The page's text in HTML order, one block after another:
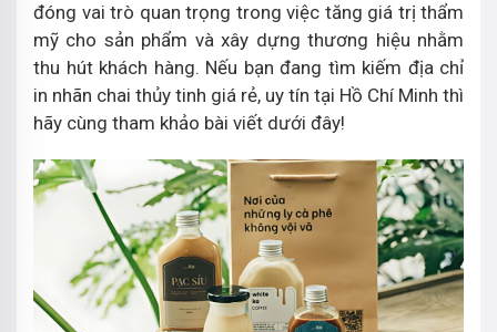
đóng vai trò quan trọng trong việc tăng giá trị thẩm
mỹ cho sản phẩm và xây dựng thương hiệu nhằm
thu hút khách hàng. Nếu bạn đang tìm kiếm địa chỉ
in nhãn chai thủy tinh giá rẻ, uy tín tại Hồ Chí Minh thì
hãy cùng tham khảo bài viết dưới đây!